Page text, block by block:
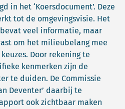
in het ‘Koersdocument’. Deze
tot de omgevingsvisie. Het
veel informatie, maar
om het milieubelang mee
Door rekening te
kenmerken zijn de
te duiden. De Commissie
Deventer’ daarbij te
ook zichtbaar maken